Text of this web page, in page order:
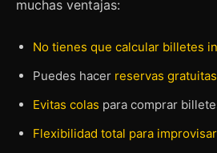
muchas ventajas:
No tienes que calcular billetes
Puedes hacer reservas gratuitas
Evitas colas para comprar
Flexibilidad total para improvisar